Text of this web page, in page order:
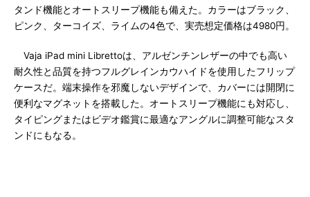
タンド機能とオートスリープ機能も備えた。カラーはブラック、
ピンク、ターコイズ、ライムの4色で、実売想定価格は4980円。
Vaja iPad mini Librettoは、アルゼンチンレザーの中でも高い
耐久性と品質を持つフルグレインカウハイドを使用したフリップ
ケースだ。端末操作を邪魔しないデザインで、カバーには開閉に
便利なマグネットを搭載した。オートスリープ機能にも対応し、
タイピングまたはビデオ鑑賞に最適なアングルに調整可能なスタ
ンドにもなる。